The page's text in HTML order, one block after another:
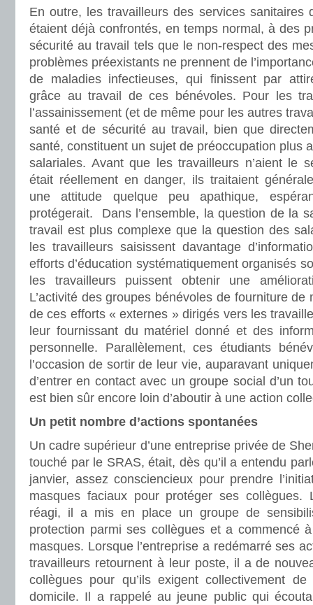
En outre, les travailleurs des services sanitaires
étaient déjà confrontés, en temps normal, à des
sécurité au travail tels que le non-respect des
problèmes préexistants ne prennent de
de maladies infectieuses, qui finissent par
grâce au travail de ces bénévoles. Pour les
l’assainissement (et de même pour les autres
santé et de sécurité au travail, bien que
santé, constituent un sujet de préoccupation plus
salariales. Avant que les travailleurs n’aient le
était réellement en danger, ils traitaient
une attitude quelque peu apathique,
protégerait. Dans l’ensemble, la question de la
travail est plus complexe que la question des
les travailleurs saisissent davantage
efforts d’éducation systématiquement organisés
les travailleurs puissent obtenir une
L’activité des groupes bénévoles de fourniture de
de ces efforts « externes » dirigés vers les
leur fournissant du matériel donné et des
personnelle. Parallèlement, ces étudiants
l’occasion de sortir de leur vie, auparavant
d’entrer en contact avec un groupe social d’un
est bien sûr encore loin d’aboutir à une action
Un petit nombre d’actions spontanées
Un cadre supérieur d’une entreprise privée de
touché par le SRAS, était, dès qu’il a entendu
janvier, assez consciencieux pour prendre
masques faciaux pour protéger ses collègues.
réagi, il a mis en place un groupe de
protection parmi ses collègues et a commencé
masques. Lorsque l’entreprise a redémarré ses
travailleurs retournent à leur poste, il a de
collègues pour qu’ils exigent collectivement
domicile. Il a rappelé au jeune public qui